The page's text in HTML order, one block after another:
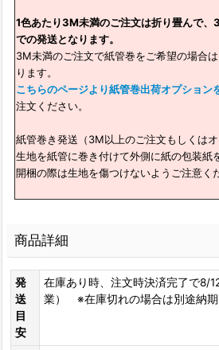
1色あたり3M未満のご注文は折り畳んで
での発送となります。
3M未満のご注文で紙管巻をご希望の場合
ります。
こちらのページより紙管巻出荷オプション
注文ください。
紙管巻き発送（3M以上のご注文もしくは
生地を紙管に巻き付けて外側に紙の包装紙
開梱の際は生地を傷つけないようご注意く
商品詳細
発
送
目
安
在庫あり時、注文時決済完了で8/
業） ※在庫切れの場合は別途納